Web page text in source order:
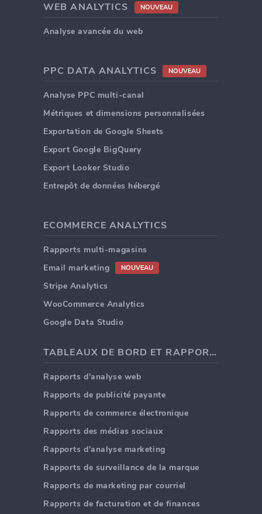
WEB ANALYTICS NOUVEAU
Analyse avancée du web
PPC DATA ANALYTICS NOUVEAU
Analyse PPC multi-canal
Métriques et dimensions personnalisées
Exportation de Google Sheets
Export Google BigQuery
Export Looker Studio
Entrepôt de données hébergé
ECOMMERCE ANALYTICS
Rapports multi-magasins
Email marketing
NOUVEAU
Stripe Analytics
WooCommerce Analytics
Google Data Studio
TABLEAUX DE BORD ET RAPPORTS
Rapports d'analyse web
Rapports de publicité payante
Rapports de commerce électronique
Rapports des médias sociaux
Rapports d'analyse marketing
Rapports de surveillance de la marque
Rapports de marketing par courriel
Rapports de facturation et de finances